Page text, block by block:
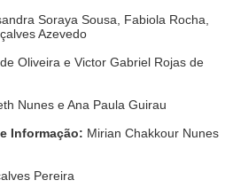
Soraya Sousa, Fabiola Rocha,
Azevedo
Oliveira e Victor Gabriel Rojas de
Nunes e Ana Paula Guirau
Informação: Mirian Chakkour Nunes
Pereira